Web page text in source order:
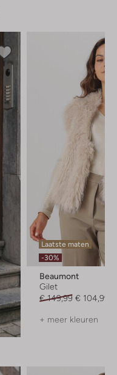
Laatste maten
-30%
Beaumont
Gilet
€ 149,99 € 104,99
+ meer kleuren